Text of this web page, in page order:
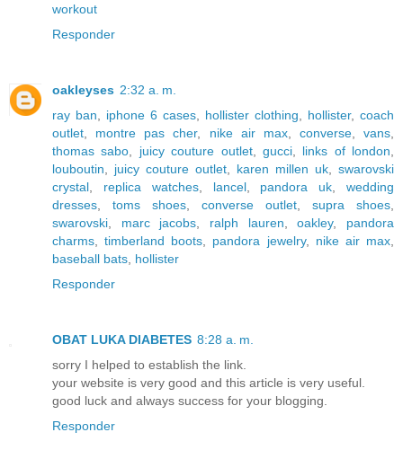
workout
Responder
oakleyses 2:32 a. m.
ray ban
iphone 6 cases hollister clothing hollister, coach
outlet
montre pas cher, nike air max, converse, vans
thomas sabo
juicy couture outlet, gucci, links of london
louboutin
juicy couture outlet karen millen uk
swarovski
crystal
replica watches, lancel, pandora uk ,wedding
dresses
toms shoes converse outlet supra shoes
swarovski
marc jacobs ralph lauren ,oakley, pandora
charms ,timberland boots pandora jewelry, nike air max
baseball bats hollister
Responder
OBAT LUKA DIABETES 8:28 a. m.
sorry I helped to establish the link.
your website is very good and this article is very useful.
good luck and always success for your blogging.
Responder